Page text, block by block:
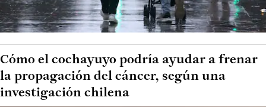
Cómo el cochayuyo podría ayudar a frenar
la propagación del cáncer, según una
investigación chilena